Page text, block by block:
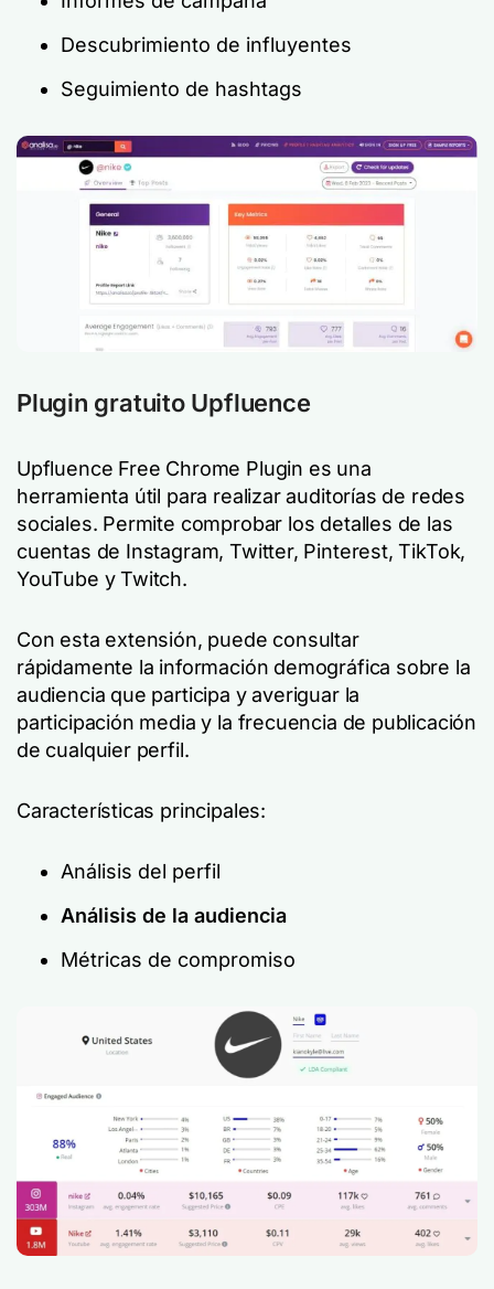
Descubrimiento de influyentes
Seguimiento de hashtags
Plugin gratuito Upfluence
Upfluence Free Chrome Plugin es una
herramienta útil para realizar auditorías de redes
sociales. Permite comprobar los detalles de las
cuentas de Instagram, Twitter, Pinterest, TikTok,
YouTube y Twitch.
Con esta extensión, puede consultar
rápidamente la información demográfica sobre la
audiencia que participa y averiguar la
participación media y la frecuencia de publicación
de cualquier perfil.
Características principales:
Análisis del perfil
Análisis de la audiencia
Métricas de compromiso